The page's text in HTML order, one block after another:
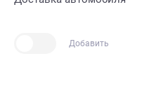
Добавить